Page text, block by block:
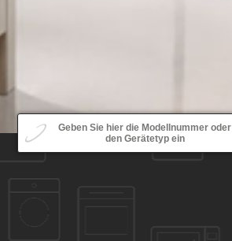
Modell
Geben Sie hier die Modellnummer oder
den Gerätetyp ein